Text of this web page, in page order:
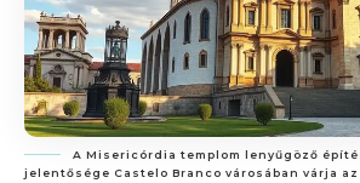
A Misericórdia templom lenyűgöző
jelentősége Castelo Branco városában várja